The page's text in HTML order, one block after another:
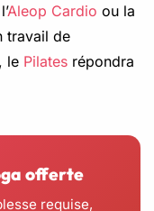
Aleop Cardio ou la
travail de
le Pilates répondra
offerte
requise,